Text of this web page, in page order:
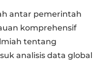
antar pemerintah
komprehensif
tentang
analisis data global